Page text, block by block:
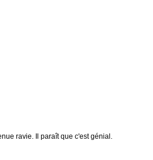
ravie. Il paraît que c'est génial.